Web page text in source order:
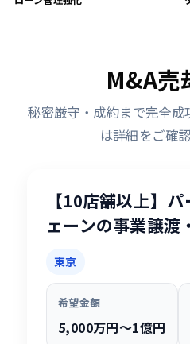
M&A売
秘密厳守・成約まで完全
は詳細をご確
【10店舗以上】
ェーンの事業譲渡
東京
希望金額
5,000万円〜1億円